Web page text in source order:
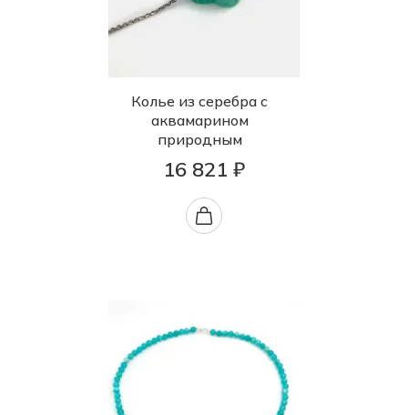
Колье из серебра с
аквамарином
природным
16 821 ₽